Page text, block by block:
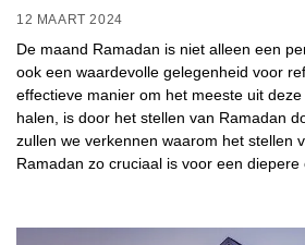
12 MAART 2024
De maand Ramadan is niet alleen een
ook een waardevolle gelegenheid voor
effectieve manier om het meeste uit
halen, is door het stellen van Ramadan
zullen we verkennen waarom het stellen
Ramadan zo cruciaal is voor een diepere